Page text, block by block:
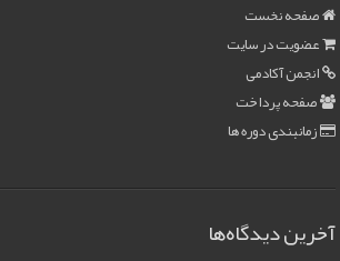
صفحه نخست
عضویت در سایت
انجمن آکادمی
صفحه پرداخت
زمانبندی دوره ها
آخرین دیدگاه‌ها